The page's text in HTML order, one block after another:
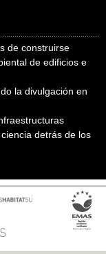
de construirse
de edificios e
la divulgación en
detrás de los